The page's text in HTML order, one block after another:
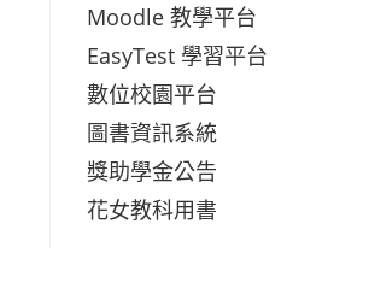
Moodle 教學平台
EasyTest 學習平台
數位校園平台
圖書資訊系統
獎助學金公告
花女教科用書